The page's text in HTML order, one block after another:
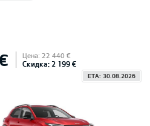
Цена: 22 440 €
Скидка: 2 199 €
ETA: 30.08.2026